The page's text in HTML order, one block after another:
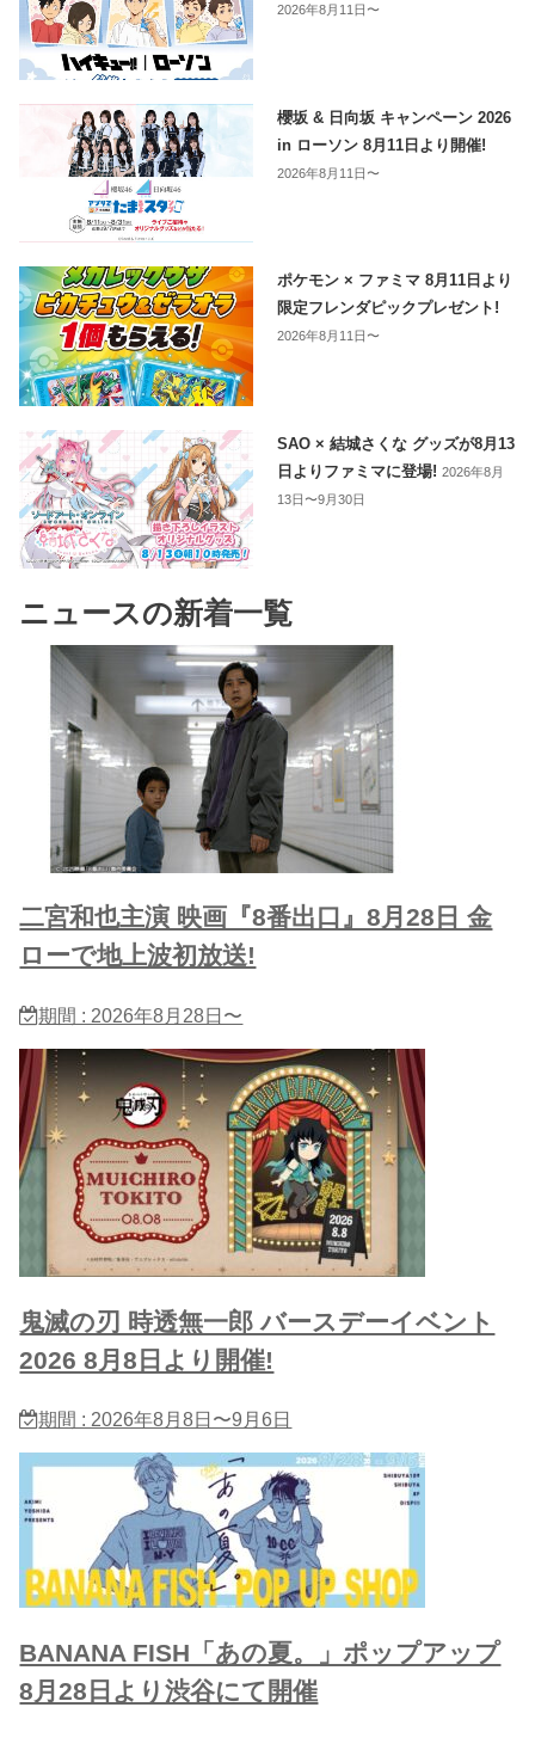
2026年8月11日〜
櫻坂 & 日向坂 キャンペーン 2026
in ローソン 8月11日より開催!
2026年8月11日〜
ポケモン × ファミマ 8月11日より
限定フレンダピックプレゼント!
2026年8月11日〜
SAO × 結城さくな グッズが8月13
日よりファミマに登場!2026年8月
13日〜9月30日
ニュースの新着一覧
二宮和也主演 映画『8番出口』8月28日 金
ローで地上波初放送!
期間 : 2026年8月28日〜
鬼滅の刃 時透無一郎 バースデーイベント
2026 8月8日より開催!
期間 : 2026年8月8日〜9月6日
BANANA FISH「あの夏。」ポップアップ
8月28日より渋谷にて開催